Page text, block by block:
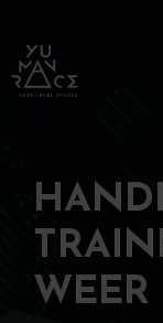
WEER